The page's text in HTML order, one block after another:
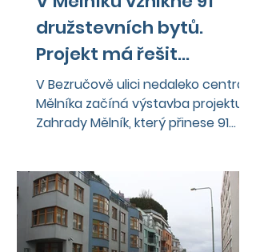
družstevních bytů.
Projekt má řešit
nedostupné bydlení
V Bezručově ulici nedaleko centra
Mělníka začíná výstavba projektu
Zahrady Mělník, který přinese 91